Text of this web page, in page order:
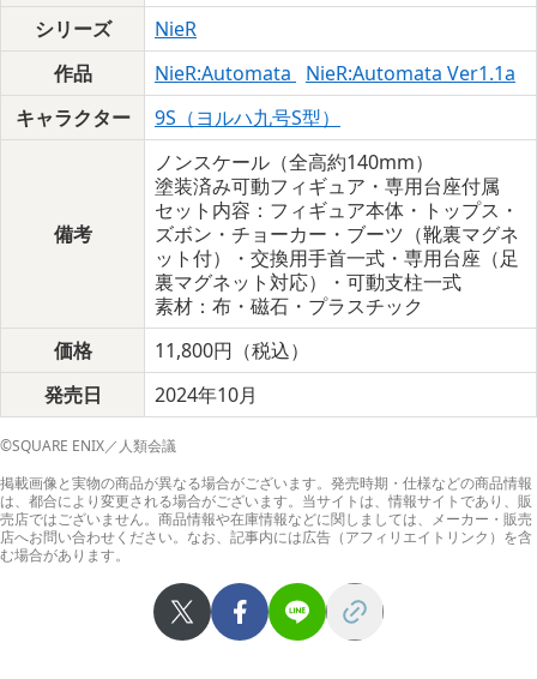
シリーズ
NieR
作品
NieR:Automata
NieR:Automata Ver1.1a
キャラクター
9S（ヨルハ九号S型）
備考
ノンスケール（全高約140mm）
塗装済み可動フィギュア・専用台座付属
セット内容：フィギュア本体・トップス・
ズボン・チョーカー・ブーツ（靴裏マグネ
ット付）・交換用手首一式・専用台座（足
裏マグネット対応）・可動支柱一式
素材：布・磁石・プラスチック
価格
11,800円（税込）
発売日
2024年10月
©SQUARE ENIX／人類会議
掲載画像と実物の商品が異なる場合がございます。発売時期・仕様などの商品情報
は、都合により変更される場合がございます。当サイトは、情報サイトであり、販
売店ではございません。商品情報や在庫情報などに関しましては、メーカー・販売
店へお問い合わせください。なお、記事内には広告（アフィリエイトリンク）を含
む場合があります。